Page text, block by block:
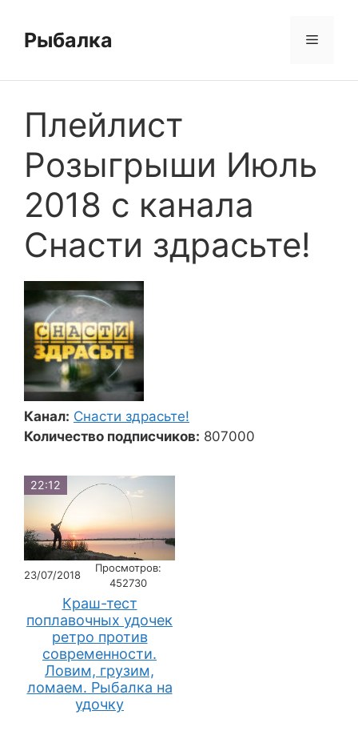
содержимому
Рыбалка Меню
Плейлист
Розыгрыши Июль
2018 с канала
Снасти здрасьте!
Канал: Снасти здрасьте!
Количество подписчиков: 807000
22:12
23/07/2018
Просмотров:
452730
Краш-тест
поплавочных удочек
ретро против
современности.
Ловим, грузим,
ломаем. Рыбалка на
удочку